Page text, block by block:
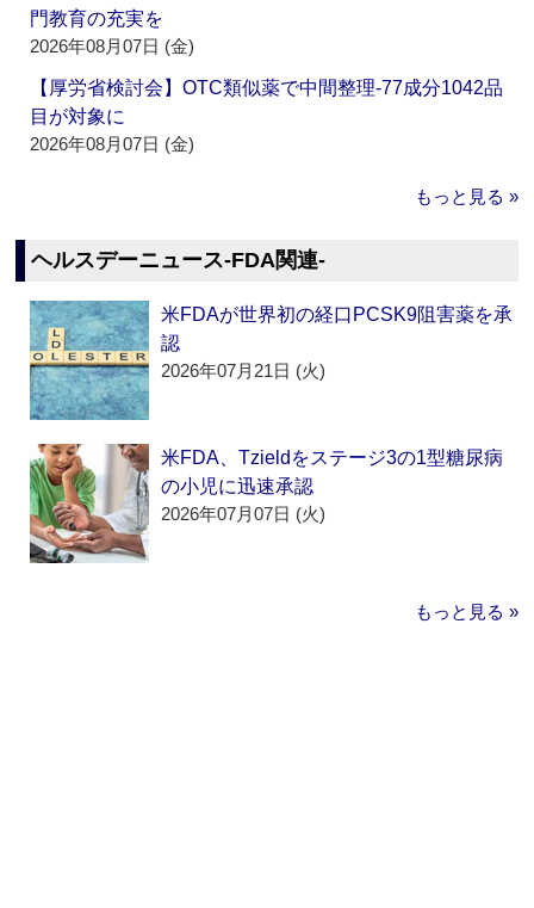
門教育の充実を
2026年08月07日 (金)
【厚労省検討会】OTC類似薬で中間整理‐77成分1042品
目が対象に
2026年08月07日 (金)
もっと見る »
ヘルスデーニュース‐FDA関連‐
米FDAが世界初の経口PCSK9阻害薬を承
認
2026年07月21日 (火)
米FDA、Tzieldをステージ3の1型糖尿病
の小児に迅速承認
2026年07月07日 (火)
もっと見る »